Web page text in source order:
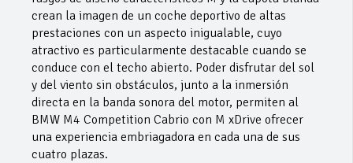
crean la imagen de un coche deportivo de altas
prestaciones con un aspecto inigualable, cuyo
atractivo es particularmente destacable cuando se
conduce con el techo abierto. Poder disfrutar del sol
y del viento sin obstáculos, junto a la inmersión
directa en la banda sonora del motor, permiten al
BMW M4 Competition Cabrio con M xDrive ofrecer
una experiencia embriagadora en cada una de sus
cuatro plazas.